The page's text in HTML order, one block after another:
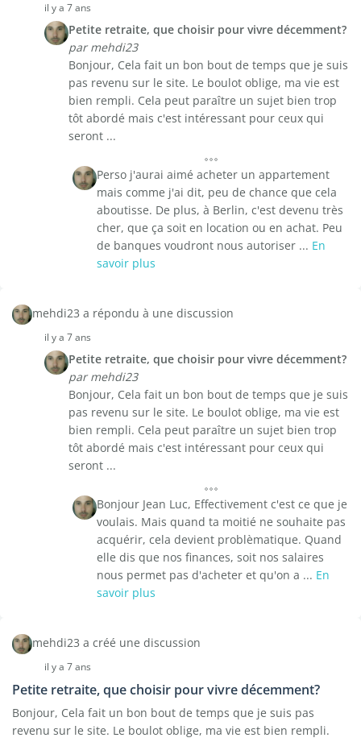
il y a 7 ans
Petite retraite, que choisir pour vivre décemment?
par mehdi23
Bonjour, Cela fait un bon bout de temps que je suis
pas revenu sur le site. Le boulot oblige, ma vie est
bien rempli. Cela peut paraître un sujet bien trop
tôt abordé mais c'est intéressant pour ceux qui
seront ...
Perso j'aurai aimé acheter un appartement
mais comme j'ai dit, peu de chance que cela
aboutisse. De plus, à Berlin, c'est devenu très
cher, que ça soit en location ou en achat. Peu
de banques voudront nous autoriser ... En
savoir plus
mehdi23 a répondu à une discussion
il y a 7 ans
Petite retraite, que choisir pour vivre décemment?
par mehdi23
Bonjour, Cela fait un bon bout de temps que je suis
pas revenu sur le site. Le boulot oblige, ma vie est
bien rempli. Cela peut paraître un sujet bien trop
tôt abordé mais c'est intéressant pour ceux qui
seront ...
Bonjour Jean Luc, Effectivement c'est ce que je
voulais. Mais quand ta moitié ne souhaite pas
acquérir, cela devient problèmatique. Quand
elle dis que nos finances, soit nos salaires
nous permet pas d'acheter et qu'on a ... En
savoir plus
mehdi23 a créé une discussion
il y a 7 ans
Petite retraite, que choisir pour vivre décemment?
Bonjour, Cela fait un bon bout de temps que je suis pas
revenu sur le site. Le boulot oblige, ma vie est bien rempli.